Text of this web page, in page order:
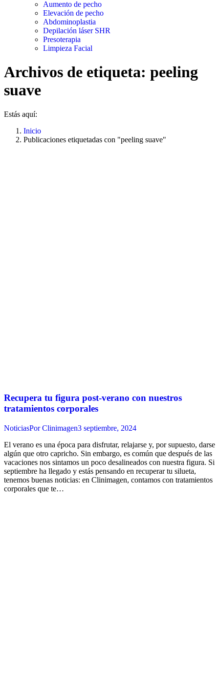
Aumento de pecho
Elevación de pecho
Abdominoplastia
Depilación láser SHR
Presoterapia
Limpieza Facial
Archivos de etiqueta: peeling
suave
Estás aquí:
Inicio
Publicaciones etiquetadas con "peeling suave"
Recupera tu figura post-verano con nuestros
tratamientos corporales
NoticiasPorClinimagen3 septiembre, 2024
El verano es una época para disfrutar, relajarse y, por supuesto, darse
algún que otro capricho. Sin embargo, es común que después de las
vacaciones nos sintamos un poco desalineados con nuestra figura. Si
septiembre ha llegado y estás pensando en recuperar tu silueta,
tenemos buenas noticias: en Clinimagen, contamos con tratamientos
corporales que te…